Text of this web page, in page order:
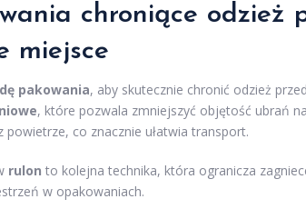
chroniące odzież
miejsce
pakowania, aby skutecznie chronić odzież
, które pozwala zmniejszyć objętość ubrań
co znacznie ułatwia transport.
rulon to kolejna technika, która ogranicza
w opakowaniach.